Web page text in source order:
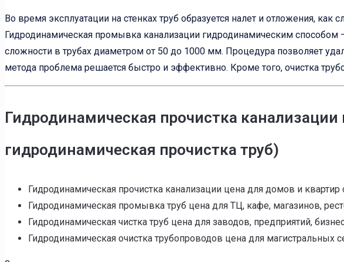
Во время эксплуатации на стенках труб образуется налет и отложения,
Гидродинамическая промывка канализации гидродинамическим
сложности в трубах диаметром от 50 до 1000 мм. Процедура позволяет
метода проблема решается быстро и эффективно. Кроме того, очистка
Гидродинамическая прочистка
гидродинамическая прочистка труб)
Гидродинамическая прочистка канализации цена для домов и квартир
Гидродинамическая промывка труб цена для ТЦ, кафе, магазинов,
Гидродинамическая чистка труб цена для заводов, предприятий,
Гидродинамическая очистка трубопроводов цена для магистральных